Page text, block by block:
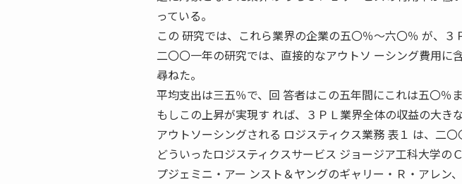
っている。
この 研究では、これら業界の企業の五〇％〜六〇％ が、３
二〇〇一年の研究では、直接的なアウトソ ーシング費用に
尋ねた。
平均支出は三五％で、回 答者はこの五年間にこれは五〇％
もしこの上昇が実現す れば、３ＰＬ業界全体の収益の大き
アウトソーシングされる ロジスティクス業務 表１ は、二
どういったロジスティクスサービス ジョージア工科大学の
プジェミニ・アー ンスト＆ヤングのギャリー・Ｒ・アレン